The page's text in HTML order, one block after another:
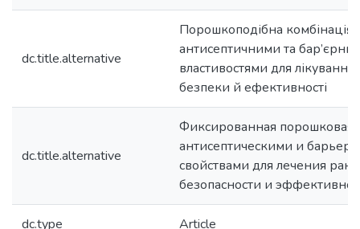
dc.title.alternative
Порошкоподібна комбінація
антисептичними та
властивостями для
безпеки й ефективності
dc.title.alternative
Фиксированная порошковая
антисептическими и
свойствами для лечения ран:
безопасности и
dc.type Article